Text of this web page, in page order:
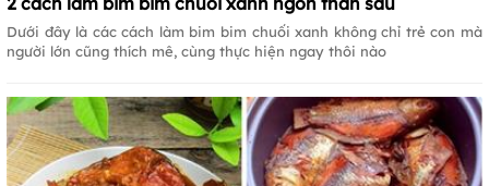
Dưới đây là các cách làm bim bim chuối xanh không chỉ trẻ con mà
người lớn cũng thích mê, cùng thực hiện ngay thôi nào